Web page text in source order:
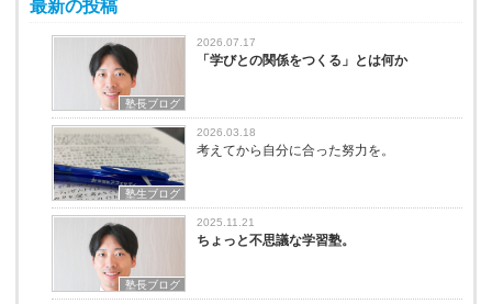
最新の投稿
塾長ブログ
2026.07.17
「学びとの関係をつくる」とは何か
塾生ブログ
2026.03.18
考えてから自分に合った努力を。
塾長ブログ
2025.11.21
ちょっと不思議な学習塾。